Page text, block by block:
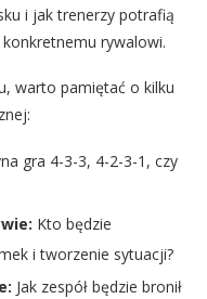
i jak trenerzy potrafią
rywalowi.
warto pamiętać o kilku
gra 4-3-3, 4-2-3-1, czy
Kto będzie
i tworzenie sytuacji?
Jak zespół będzie bronił